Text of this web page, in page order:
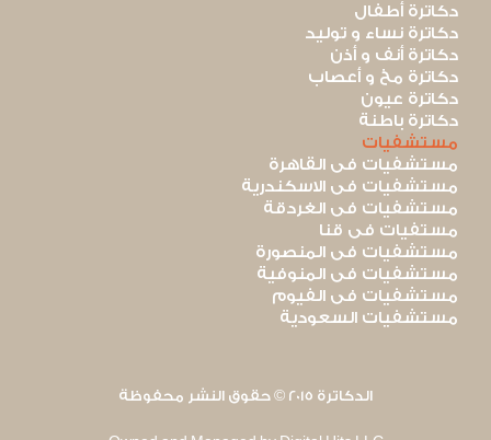
دكاترة أطفال
دكاترة نساء و توليد
دكاترة أنف و أذن
دكاترة مخ و أعصاب
دكاترة عيون
دكاترة باطنة
مستشفيات
مستشفيات فى القاهرة
مستشفيات فى الاسكندرية
مستشفيات فى الغردقة
مستفيات فى قنا
مستشفيات فى المنصورة
مستشفيات فى المنوفية
مستشفيات فى الفيوم
مستشفيات السعودية
الدكاترة 2015 © حقوق النشر محفوظة